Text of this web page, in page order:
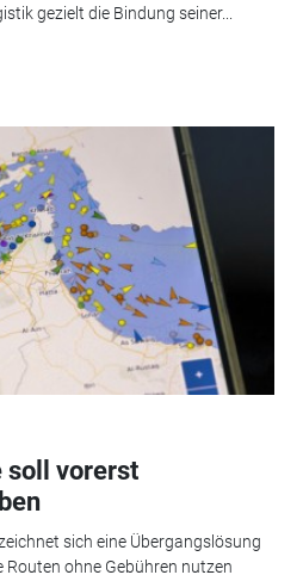
gezielt die Bindung seiner...
soll vorerst
sich eine Übergangslösung
ohne Gebühren nutzen